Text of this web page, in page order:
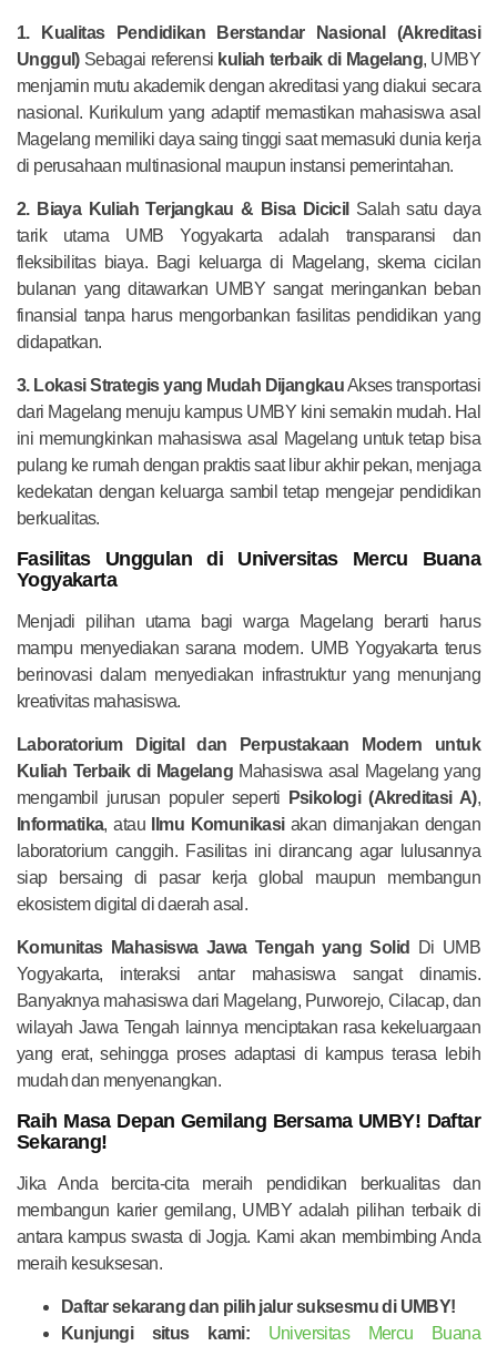
1. Kualitas Pendidikan Berstandar Nasional (Akreditasi
Unggul)Sebagai referensi kuliah terbaik di Magelang, UMBY
menjamin mutu akademik dengan akreditasi yang diakui secara
nasional. Kurikulum yang adaptif memastikan mahasiswa asal
Magelang memiliki daya saing tinggi saat memasuki dunia kerja
di perusahaan multinasional maupun instansi pemerintahan.
2. Biaya Kuliah Terjangkau & Bisa Dicicil Salah satu daya
tarik utama UMB Yogyakarta adalah transparansi dan
fleksibilitas biaya. Bagi keluarga di Magelang, skema cicilan
bulanan yang ditawarkan UMBY sangat meringankan beban
finansial tanpa harus mengorbankan fasilitas pendidikan yang
didapatkan.
3. Lokasi Strategis yang Mudah DijangkauAkses transportasi
dari Magelang menuju kampus UMBY kini semakin mudah. Hal
ini memungkinkan mahasiswa asal Magelang untuk tetap bisa
pulang ke rumah dengan praktis saat libur akhir pekan, menjaga
kedekatan dengan keluarga sambil tetap mengejar pendidikan
berkualitas.
Fasilitas Unggulan di Universitas Mercu Buana
Yogyakarta
Menjadi pilihan utama bagi warga Magelang berarti harus
mampu menyediakan sarana modern. UMB Yogyakarta terus
berinovasi dalam menyediakan infrastruktur yang menunjang
kreativitas mahasiswa.
Laboratorium Digital dan Perpustakaan Modern untuk
Kuliah Terbaik di MagelangMahasiswa asal Magelang yang
mengambil jurusan populer seperti
Psikologi (Akreditasi A),
Informatika, atau Ilmu Komunikasiakan dimanjakan dengan
laboratorium canggih. Fasilitas ini dirancang agar lulusannya
siap bersaing di pasar kerja global maupun membangun
ekosistem digital di daerah asal.
Komunitas Mahasiswa Jawa Tengah yang Solid
Di UMB
Yogyakarta, interaksi antar mahasiswa sangat dinamis.
Banyaknya mahasiswa dari Magelang, Purworejo, Cilacap, dan
wilayah Jawa Tengah lainnya menciptakan rasa kekeluargaan
yang erat, sehingga proses adaptasi di kampus terasa lebih
mudah dan menyenangkan.
Raih Masa Depan Gemilang Bersama UMBY! Daftar
Sekarang!
Jika Anda bercita-cita meraih pendidikan berkualitas dan
membangun karier gemilang, UMBY adalah pilihan terbaik di
antara kampus swasta di Jogja. Kami akan membimbing Anda
meraih kesuksesan.
Daftar sekarang dan pilih jalur suksesmu di UMBY!
Kunjungi situs kami:
Universitas Mercu Buana